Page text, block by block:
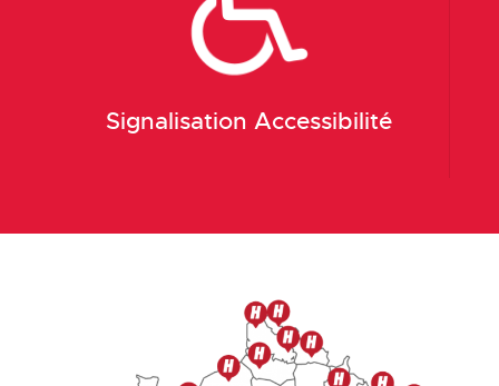
Signalisation Accessibilité